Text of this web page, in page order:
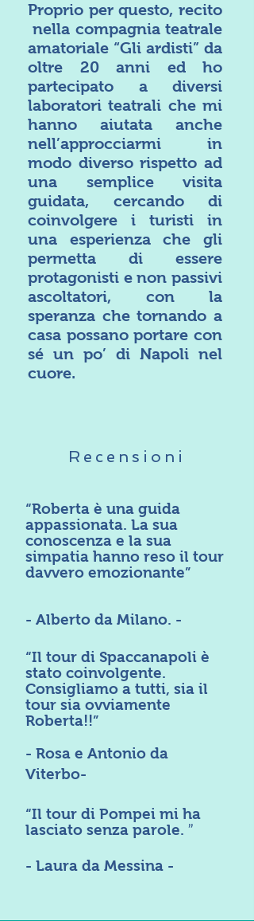
Proprio per questo, recito
nella compagnia teatrale
amatoriale “Gli ardisti” da
oltre 20 anni ed ho
partecipato a diversi
laboratori teatrali che mi
hanno aiutata anche
nell’approcciarmi in
modo diverso rispetto ad
una semplice visita
guidata, cercando di
coinvolgere i turisti in
una esperienza che gli
permetta di essere
protagonisti e non passivi
ascoltatori, con la
speranza che tornando a
casa possano portare con
sé un po’ di Napoli nel
cuore.
Recensioni
“Roberta è una guida
appassionata. La sua
conoscenza e la sua
simpatia hanno reso il tour
davvero emozionante”
- Alberto da Milano. -
“Il tour di Spaccanapoli è
stato coinvolgente.
Consigliamo a tutti, sia il
tour sia ovviamente
Roberta!!”
- Rosa e Antonio da
Viterbo-
“Il tour di Pompei mi ha
lasciato senza parole. ”
- Laura da Messina -